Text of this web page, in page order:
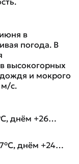
в
погода. В
высокогорных
и мокрого
м/с.
днём +26…
днём +24…